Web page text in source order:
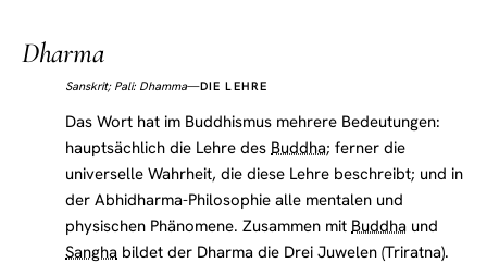
Dharma
Sanskrit; Pali: Dhamma—DIE LEHRE
Das Wort hat im Buddhismus mehrere Bedeutungen:
hauptsächlich die Lehre des Buddha; ferner die
universelle Wahrheit, die diese Lehre beschreibt; und in
der Abhidharma-Philosophie alle mentalen und
physischen Phänomene. Zusammen mit Buddha und
Sangha bildet der Dharma die Drei Juwelen (Triratna).